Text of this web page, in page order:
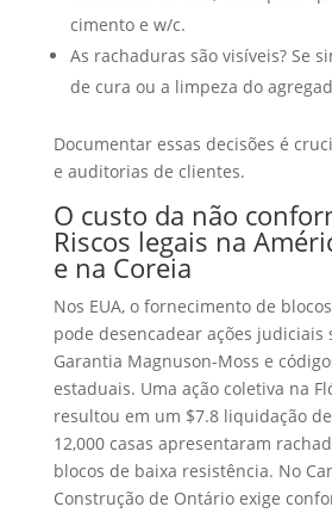
cimento e w/c.
As rachaduras são visíveis? Se
de cura ou a limpeza do
Documentar essas decisões é
e auditorias de clientes.
O custo da não
Riscos legais na
e na Coreia
Nos EUA, o fornecimento de
pode desencadear ações judiciais
Garantia Magnuson-Moss e
estaduais. Uma ação coletiva na
resultou em um $7.8 liquidação
12,000 casas apresentaram
blocos de baixa resistência. No
Construção de Ontário exige